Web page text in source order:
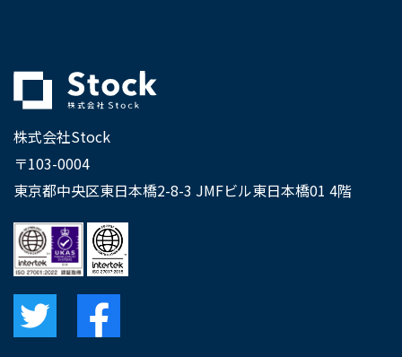
株式会社Stock
〒103-0004
東京都中央区東日本橋2-8-3 JMFビル東日本橋01 4階